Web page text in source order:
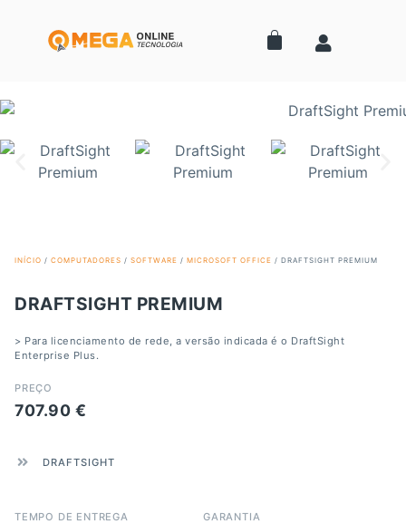
INÍCIO / COMPUTADORES / SOFTWARE / MICROSOFT OFFICE / DRAFTSIGHT PREMIUM
DRAFTSIGHT PREMIUM
> Para licenciamento de rede, a versão indicada é o DraftSight
Enterprise Plus.
PREÇO
707.90 €
DRAFTSIGHT
TEMPO DE ENTREGA
GARANTIA